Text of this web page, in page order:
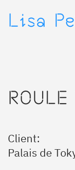
Lisa
▷
Client:
Palais de